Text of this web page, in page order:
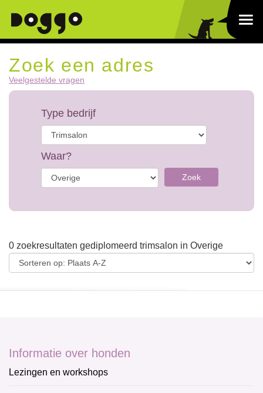
Zoek een adres
Veelgestelde vragen
Type bedrijf
Waar?
Zoek
0 zoekresultaten gediplomeerd trimsalon in Overige
Informatie over honden
Lezingen en workshops